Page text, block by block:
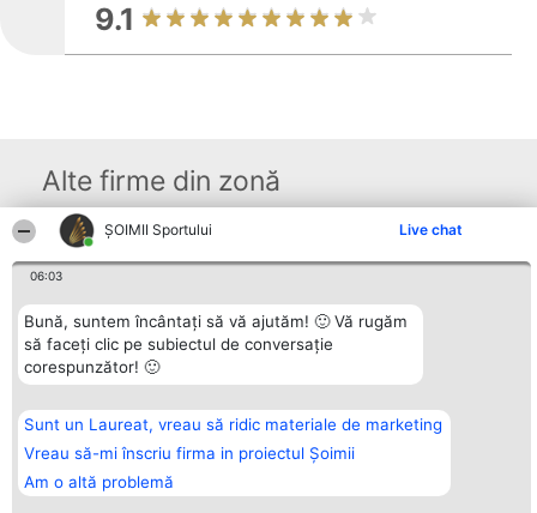
ȘOIMII Sportului Live chat
06:03
Bună, suntem încântați să vă ajutăm! 🙂 Vă rugăm
să faceți clic pe subiectul de conversație
corespunzător! 🙂
Sunt un Laureat, vreau să ridic materiale de marketing
Vreau să-mi înscriu firma in proiectul Șoimii
Am o altă problemă
9.1
Alte firme din zonă
Organizator Ranking
BRIGHT SOLUTIONS BR SRL
Sc. A Et. 4 Ap. 13 Cod 061952
București
CUI 36737675
tel: +40 770 990 492
Plebiscyt
Laureaților
Reguli
Statut
confidențialitate
Contact